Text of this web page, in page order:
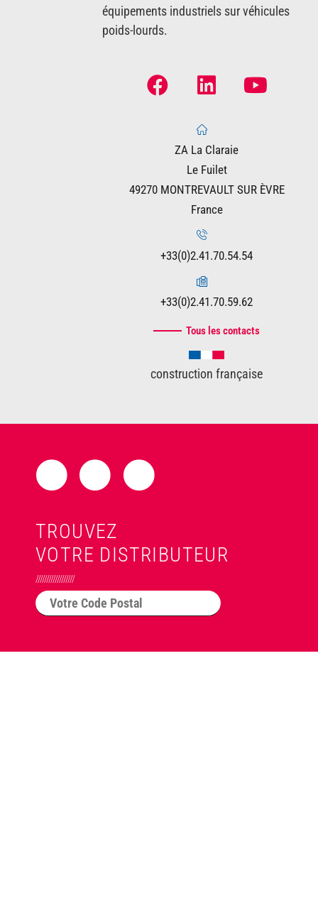
équipements industriels sur véhicules
poids-lourds.
ZA La Claraie
Le Fuilet
49270 MONTREVAULT SUR ÈVRE
France
+33(0)2.41.70.54.54
+33(0)2.41.70.59.62
Tous les contacts
construction française
TROUVEZ
VOTRE DISTRIBUTEUR
//////////////////